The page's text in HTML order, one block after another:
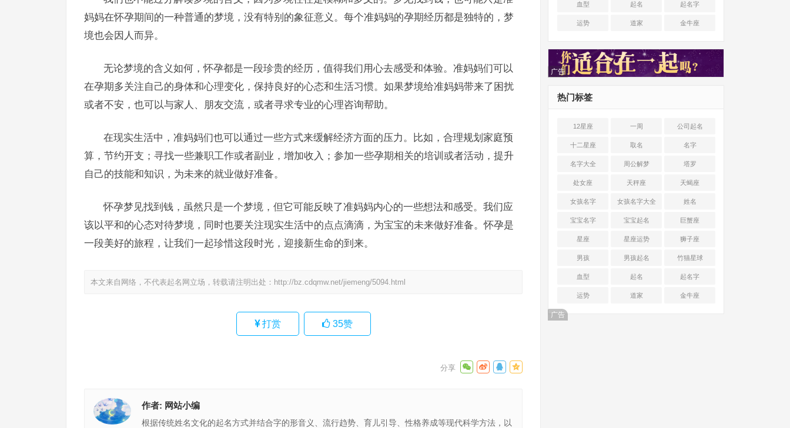
妈妈在怀孕期间的一种普通的梦境，没有特别的象征意义。每个准妈妈的孕期经历都是独特的，梦
境也会因人而异。
无论梦境的含义如何，怀孕都是一段珍贵的经历，值得我们用心去感受和体验。准妈妈们可以
在孕期多关注自己的身体和心理变化，保持良好的心态和生活习惯。如果梦境给准妈妈带来了困扰
或者不安，也可以与家人、朋友交流，或者寻求专业的心理咨询帮助。
在现实生活中，准妈妈们也可以通过一些方式来缓解经济方面的压力。比如，合理规划家庭预
算，节约开支；寻找一些兼职工作或者副业，增加收入；参加一些孕期相关的培训或者活动，提升
自己的技能和知识，为未来的就业做好准备。
怀孕梦见找到钱，虽然只是一个梦境，但它可能反映了准妈妈内心的一些想法和感受。我们应
该以平和的心态对待梦境，同时也要关注现实生活中的点点滴滴，为宝宝的未来做好准备。怀孕是
一段美好的旅程，让我们一起珍惜这段时光，迎接新生命的到来。
本文来自网络，不代表起名网立场，转载请注明出处： http://bz.cdqmw.net/jiemeng/5094.html
打赏 35赞
作者: 网站小编
根据传统姓名文化的起名方式并结合字的形音义、流行趋势、育儿引导、性格养成等现代科学方法，以
血型 起名 起名字
运势 道家 金牛座
广告
热门标签
12星座 一周 公司起名
十二星座 取名 名字
名字大全 周公解梦 塔罗
处女座 天秤座 天蝎座
女孩名字 女孩名字大全 姓名
宝宝名字 宝宝起名 巨蟹座
星座 星座运势 狮子座
男孩 男孩起名 竹猫星球
血型 起名 起名字
运势 道家 金牛座
广告